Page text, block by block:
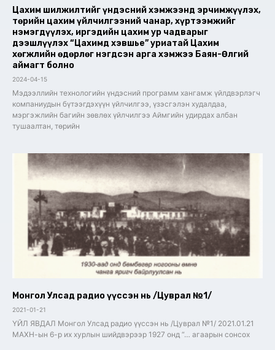
Цахим шилжилтийг үндэсний хэмжээнд эрчимжүүлэх,
төрийн цахим үйлчилгээний чанар, хүртээмжийг
нэмэгдүүлэх, иргэдийн цахим ур чадварыг
дээшлүүлэх “Цахимд хэвшье” уриатай Цахим
хөгжлийн өдөрлөг нэгдсэн арга хэмжээ Баян-Өлгий
аймагт болно
2024-04-15
Мэдээллийн технологийн үндэсний программ хангамж үйлдвэрлэгч
компаниудын бүтээгдэхүүн үйлчилгээ, үзэсгэлэн худалдаа,
мэргэжлийн багийн зөвлөх үйлчилгээ Аймгийн удирдах албан
тушаалтан, төрийн
Монгол Улсад радио үүссэн нь /Цуврал №1/
2021-01-21
ҮЙЛ ЯВДАЛ Монгол Улсад радио үүссэн нь /Цуврал №1/ 2021.01.21
МАХН-ын 6-р их хурлын шийдвэрээр 1927 онд “… агаарын сонсох